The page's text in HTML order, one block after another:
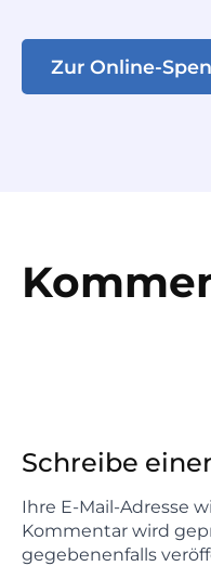
Zur Online-
Schreibe
Ihre E-Mail-Adresse
Kommentar wird
gegebenenfalls